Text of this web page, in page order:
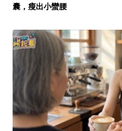
囊，瘦出小蠻腰